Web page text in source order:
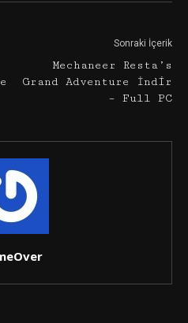
Sonraki İçerik
Mechaneer Resta’s
Grand Adventure İndir
– Full PC